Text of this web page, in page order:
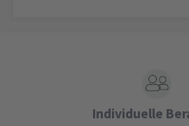
Individuelle